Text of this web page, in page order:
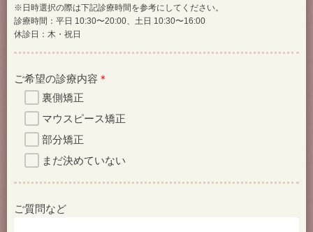
※日時選択の際は下記診療時間を参考にしてください。
診療時間：平日 10:30〜20:00、土日 10:30〜16:00
休診日：木・祝日
ご希望の診療内容 ＊
裏側矯正
マウスピース矯正
部分矯正
まだ決めていない
ご質問など